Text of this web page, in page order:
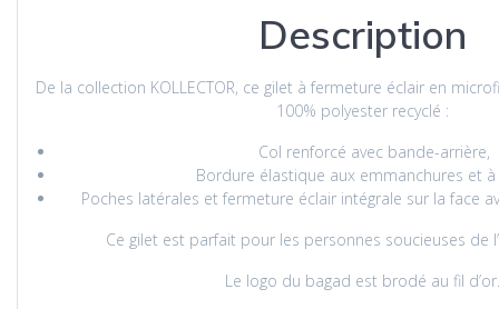
Or
Description
De la collection KOLLECTOR, ce gilet à fermeture éclair en
100% polyester recyclé :
Col renforcé avec bande-arrière,
Bordure élastique aux emmanchures et à
Poches latérales et fermeture éclair intégrale sur la face
Ce gilet est parfait pour les personnes soucieuses de
Le logo du bagad est brodé au fil d’or.